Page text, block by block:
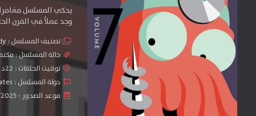
يحكي المسلسل
وجد عملاً في القرن
تصنيف المسلسل :
حالة المسلسل :
توقيت الحلقات : 22د
دولة المسلسل : United States
موعد الصدور : 1999/2025